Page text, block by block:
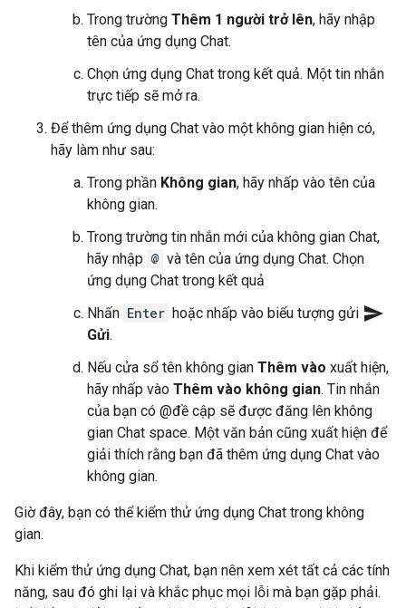
Trong trường Thêm 1 người trở lên, hãy nhập
tên của ứng dụng Chat.
Chọn ứng dụng Chat trong kết quả. Một tin nhắn
trực tiếp sẽ mở ra.
Để thêm ứng dụng Chat vào một không gian hiện có,
hãy làm như sau:
Trong phần Không gian, hãy nhấp vào tên của
không gian.
Trong trường tin nhắn mới của không gian Chat,
hãy nhập @ và tên của ứng dụng Chat. Chọn
ứng dụng Chat trong kết quả
Nhấn Enter hoặc nhấp vào biểu tượng gửi send
Gửi.
Nếu cửa sổ tên không gian Thêm vào xuất hiện,
hãy nhấp vào Thêm vào không gian. Tin nhắn
của bạn có @đề cập sẽ được đăng lên không
gian Chat space. Một văn bản cũng xuất hiện để
giải thích rằng bạn đã thêm ứng dụng Chat vào
không gian.
Giờ đây, bạn có thể kiểm thử ứng dụng Chat trong không
gian.
Khi kiểm thử ứng dụng Chat, bạn nên xem xét tất cả các tính
năng, sau đó ghi lại và khắc phục mọi lỗi mà bạn gặp phải.